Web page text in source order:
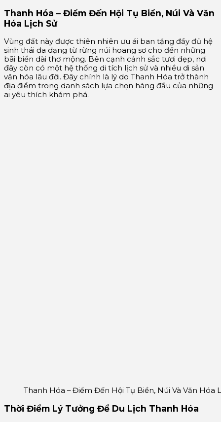
Thanh Hóa – Điểm Đến Hội Tụ Biển, Núi Và Văn
Hóa Lịch Sử
Vùng đất này được thiên nhiên ưu ái ban tặng đầy đủ hệ
sinh thái đa dạng từ rừng núi hoang sơ cho đến những
bãi biển dài thơ mộng. Bên cạnh cảnh sắc tươi đẹp, nơi
đây còn có một hệ thống di tích lịch sử và nhiều di sản
văn hóa lâu đời. Đây chính là lý do Thanh Hóa trở thành
địa điểm trong danh sách lựa chọn hàng đầu của những
ai yêu thích khám phá.
Thanh Hóa – Điểm Đến Hội Tụ Biển, Núi Và Văn Hóa
Thời Điểm Lý Tưởng Để Du Lịch Thanh Hóa